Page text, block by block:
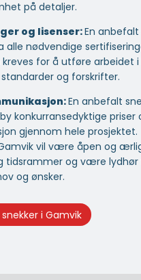
på detaljer.
og lisenser:En anbefalt
alle nødvendige
kreves for å utføre arbeidet
og forskrifter.
En anbefalt
konkurransedyktige priser
gjennom hele prosjektet.
vil være åpen og
tidsrammer og være lydhør
og ønsker.
i Gamvik